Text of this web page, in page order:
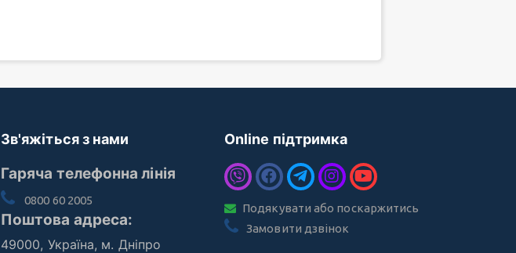
Зв'яжіться з нами
Гаряча телефонна лінія
0800 60 2005
Поштова адреса:
49000, Україна, м. Дніпро
Online підтримка
Подякувати або поскаржитись
Замовити дзвінок